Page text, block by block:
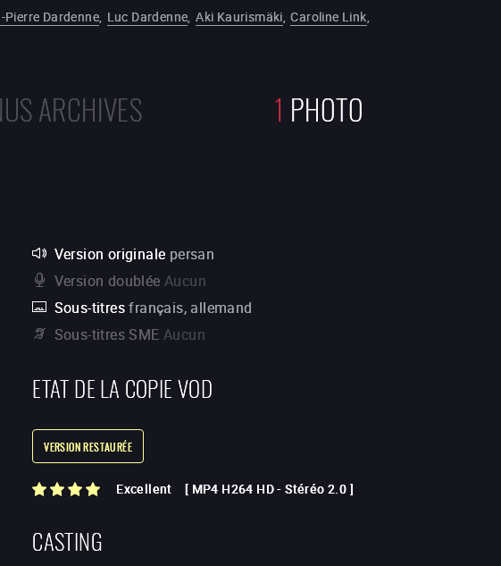
Pierre Dardenne, Luc Dardenne, Aki Kaurismäki, Caroline Link,
ARCHIVES 1 PHOTO
Version originale persan
Version doublée Aucun
Sous-titres français, allemand
Sous-titres SME Aucun
ETAT DE LA COPIE VOD
VERSION RESTAURÉE
Excellent [ MP4 H264 HD-Stéréo 2.0 ]
CASTING